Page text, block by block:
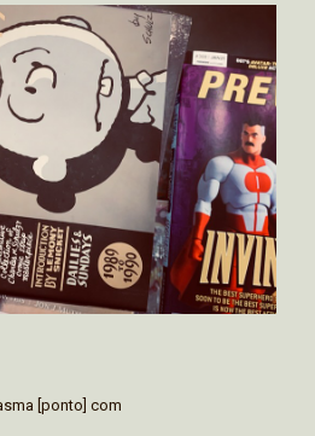
[ponto] com